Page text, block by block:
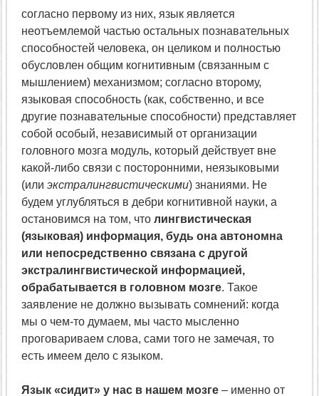
согласно первому из них, язык является
неотъемлемой частью остальных познавательных
способностей человека, он целиком и полностью
обусловлен общим когнитивным (связанным с
мышлением) механизмом; согласно второму,
языковая способность (как, собственно, и все
другие познавательные способности) представляет
собой особый, независимый от организации
головного мозга модуль, который действует вне
какой-либо связи с посторонними, неязыковыми
(или экстралингвистическими) знаниями. Не
будем углубляться в дебри когнитивной науки, а
остановимся на том, что лингвистическая
(языковая) информация, будь она автономна
или непосредственно связана с другой
экстралингвистической информацией,
обрабатывается в головном мозге. Такое
заявление не должно вызывать сомнений: когда
мы о чем-то думаем, мы часто мысленно
проговариваем слова, сами того не замечая, то
есть имеем дело с языком.
Язык «сидит» у нас в нашем мозге – именно от